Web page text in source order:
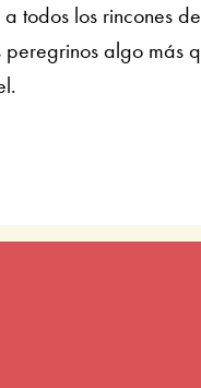
todos los rincones
algo más